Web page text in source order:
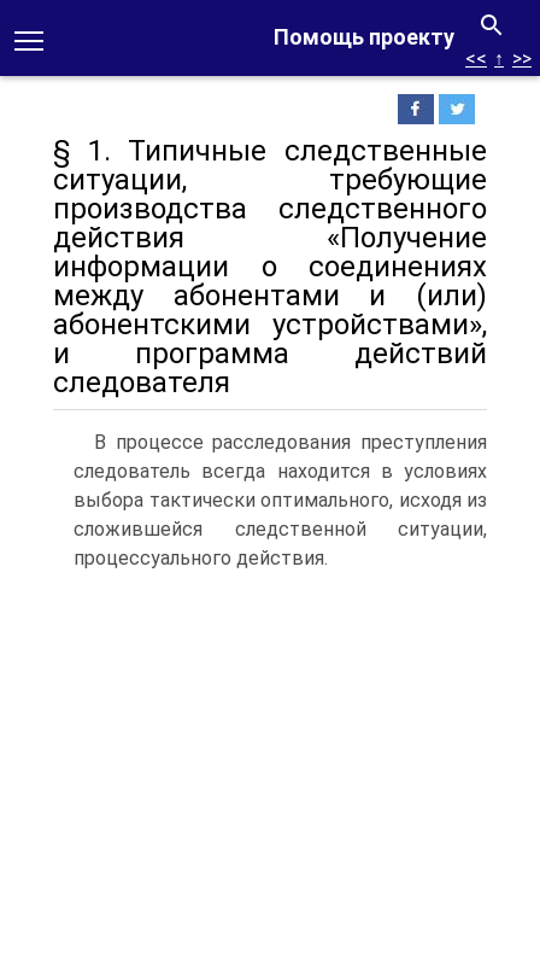
Помощь проекту
<< ↑ >>
§ 1. Типичные следственные
ситуации, требующие
производства следственного
действия «Получение
информации о соединениях
между абонентами и (или)
абонентскими устройствами»,
и программа действий
следователя
В процессе расследования преступления
следователь всегда находится в условиях
выбора тактически оптимального, исходя из
сложившейся следственной ситуации,
процессуального действия.